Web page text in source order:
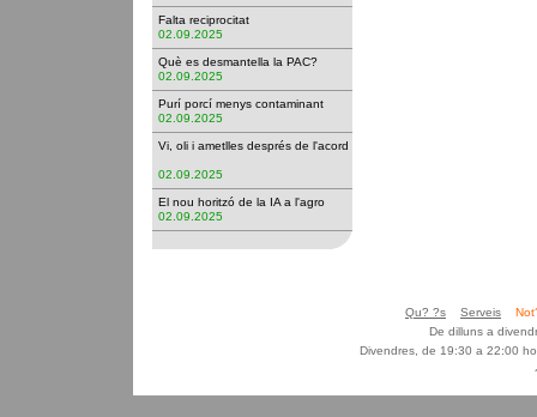
Falta reciprocitat
02.09.2025
Què es desmantella la PAC?
02.09.2025
Purí porcí menys contaminant
02.09.2025
Vi, oli i ametlles després de l'acord
02.09.2025
El nou horitzó de la IA a l'agro
02.09.2025
Qu? ?s Serveis
De dilluns a
Divendres, de 19:30 a 22:00